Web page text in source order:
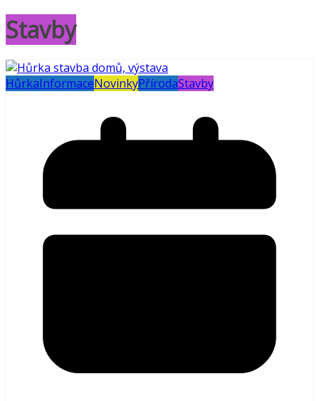
Stavby
HůrkaInformaceNovinkyPřírodaStavby